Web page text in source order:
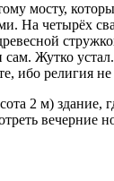
мосту,
На четырёх
сам. Жутко
религия не
2 м) здание,
вечерние